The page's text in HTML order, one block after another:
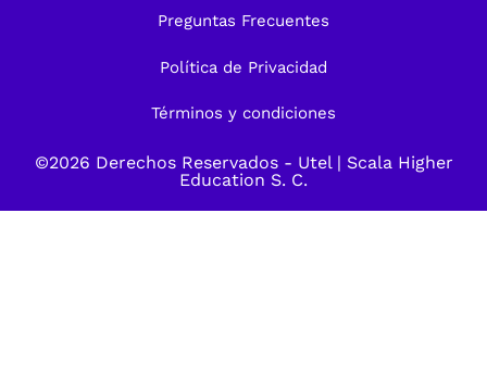
Preguntas Frecuentes
Política de Privacidad
Términos y condiciones
©2026 Derechos Reservados - Utel | Scala Higher
Education S. C.